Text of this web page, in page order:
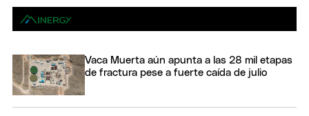
Vaca Muerta aún apunta a las 28 mil etapas
de fractura pese a fuerte caída de julio